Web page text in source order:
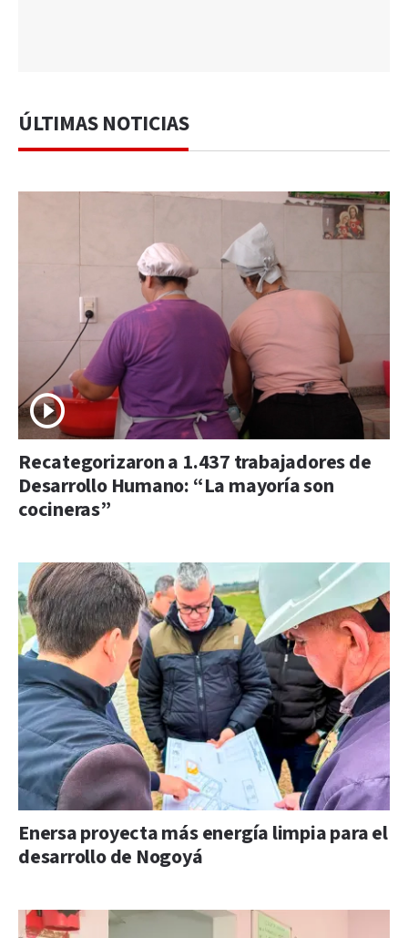
ÚLTIMAS NOTICIAS
Recategorizaron a 1.437 trabajadores de
Desarrollo Humano: “La mayoría son
cocineras”
Enersa proyecta más energía limpia para el
desarrollo de Nogoyá